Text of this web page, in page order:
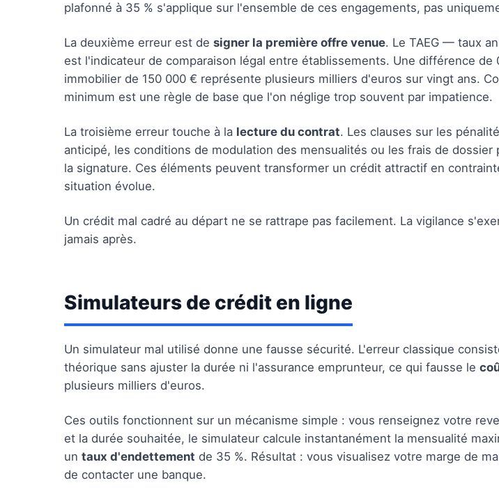
plafonné à 35 % s'applique sur l'ensemble de ces engagements, pas
La deuxième erreur est de signer la première offre venue. Le TAEG — taux
est l'indicateur de comparaison légal entre établissements. Une différence de
immobilier de 150 000 € représente plusieurs milliers d'euros sur vingt ans.
minimum est une règle de base que l'on néglige trop souvent par impatience.
La troisième erreur touche à la lecture du contrat. Les clauses sur les
anticipé, les conditions de modulation des mensualités ou les frais de dossier
la signature. Ces éléments peuvent transformer un crédit attractif en
situation évolue.
Un crédit mal cadré au départ ne se rattrape pas facilement. La vigilance
jamais après.
Simulateurs de crédit en ligne
Un simulateur mal utilisé donne une fausse sécurité. L'erreur classique
théorique sans ajuster la durée ni l'assurance emprunteur, ce qui fausse le
plusieurs milliers d'euros.
Ces outils fonctionnent sur un mécanisme simple : vous renseignez votre
et la durée souhaitée, le simulateur calcule instantanément la mensualité
un taux d'endettement de 35 %. Résultat : vous visualisez votre marge de
de contacter une banque.